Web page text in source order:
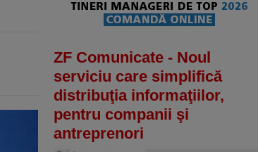
ZF Comunicate - Noul
serviciu care simplifică
distribuţia informaţiilor,
pentru companii şi
antreprenori